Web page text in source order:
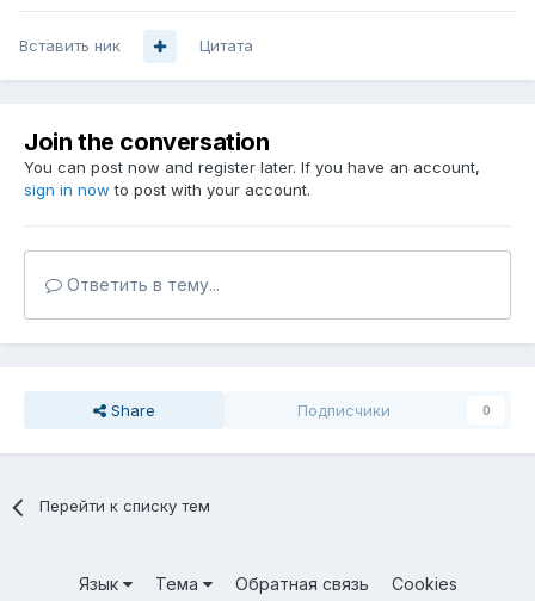
Вставить ник Цитата
Join the conversation
You can post now and register later. If you have an account,
sign in now to post with your account.
Ответить в тему...
Share Подписчики 0
Перейти к списку тем
Язык Тема Обратная связь
Cookies